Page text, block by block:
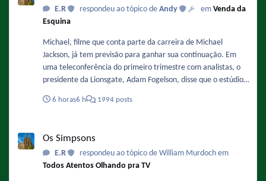
E.R respondeu ao tópico de Andy emVenda da
Esquina
Michael, filme que conta parte da carreira de Michael
Jackson, já tem previsão para ganhar sua continuação. Em
uma teleconferência do primeiro trimestre com analistas, o
presidente da Lionsgate, Adam Fogelson, disse que o estúdio
início de 2027. Sobre a data ele comentou: "Acredito que o
https://www.omelete.com.br/filmes/michael-2-sequencia-da-
cinebiografia-de-michael-jackson-ganha-previsao-de-estreia-
nos-cinemas-confira
6 horas6 h 1994 posts
Os Simpsons
E.R
respondeu ao tópico de William Murdoch em
Todos Atentos Olhando pra TV